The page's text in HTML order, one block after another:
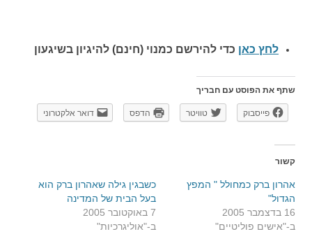
לחץ כאן כדי להירשם כמנוי (חינם) להיגיון בשיגעון
שתף את הפוסט עם חבריך
פייסבוק טוויטר הדפס דואר אלקטרוני
קשור
אהרון ברק כמחולל " המפץ
הגדול"
16 בדצמבר 2005
ב-"אישים פוליטיים"
כשבגין גילה שאהרון ברק הוא
בעל הבית של המדינה
7 באוקטובר 2005
ב-"אוליגרכיות"